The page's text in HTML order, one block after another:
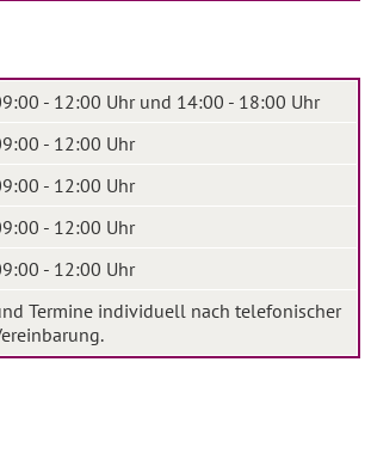
- 12:00 Uhr und 14:00 - 18:00 Uhr
- 12:00 Uhr
- 12:00 Uhr
- 12:00 Uhr
- 12:00 Uhr
Termine individuell nach telefonischer